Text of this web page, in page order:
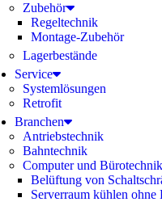
Zubehör
Regeltechnik
Montage-Zubehör
Lagerbestände
Service
Systemlösungen
Retrofit
Branchen
Antriebstechnik
Bahntechnik
Computer und Bürotechnik
Belüftung von
Serverraum kühlen ohne